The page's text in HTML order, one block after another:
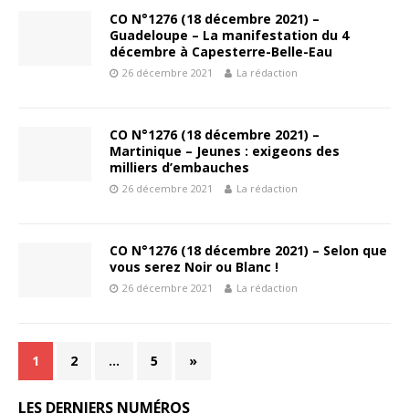
CO N°1276 (18 décembre 2021) –
Guadeloupe – La manifestation du 4
décembre à Capesterre-Belle-Eau
26 décembre 2021 La rédaction
CO N°1276 (18 décembre 2021) –
Martinique – Jeunes : exigeons des
milliers d’embauches
26 décembre 2021 La rédaction
CO N°1276 (18 décembre 2021) – Selon que
vous serez Noir ou Blanc !
26 décembre 2021 La rédaction
1 2 … 5 »
LES DERNIERS NUMÉROS